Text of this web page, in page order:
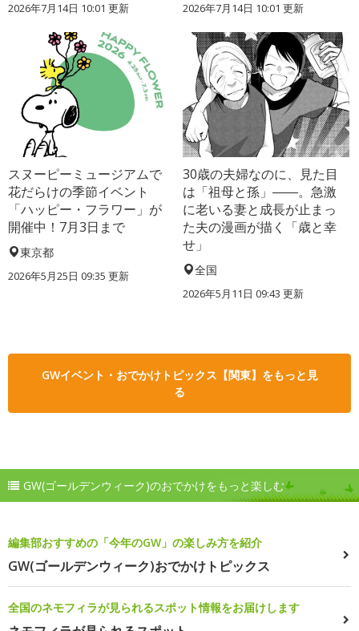
2026年7月14日 10:01 更新 2026年7月14日 10:01 更新
スヌーピーミュージアムで
花だらけの季節イベント
「ハッピー・フラワー」が
開催中！7月3日まで
東京都
2026年5月25日 09:35 更新
30歳の夫婦なのに、見た目
は「祖母と孫」――。急激
に老いる妻と成長が止まっ
た夫の漫画が描く「歳と幸
せ」
全国
2026年5月11日 09:43 更新
GWイベント・おでかけトピックス【関東】をもっと見
る
GW(ゴールデンウィーク)のおでかけをもっと楽しむ
編集部おすすめの「今年のGW」の楽しみ方を紹介
GW(ゴールデンウィーク)おでかけトピックス
全国のネモフィラが見られるスポット情報をお届けします